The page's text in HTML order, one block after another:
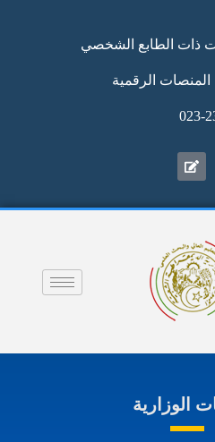
ذات الطابع الشخصي
المنصات الرقمية
الوزارية